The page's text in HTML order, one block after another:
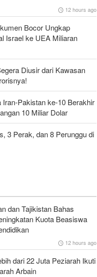
12 hours ago
Bocor Ungkap
Israel ke UEA Miliaran
Diusir dari Kawasan
Pakistan ke-10 Berakhir
10 Miliar Dolar
3 Perak, dan 8 Perunggu di
dan Tajikistan Bahas
Kuota Beasiswa
12 hours ago
dari 22 Juta Peziarah Ikuti
Arbain